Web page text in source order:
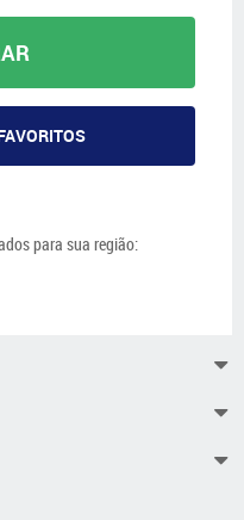
para sua região: